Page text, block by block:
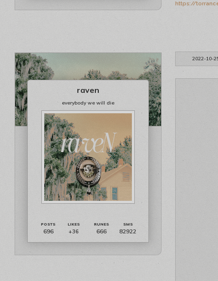
https://
2022-10-
raven
everybody we will die
696 +36 666 82922